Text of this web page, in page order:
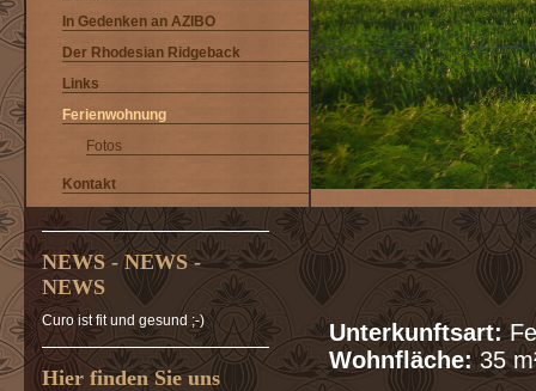
In Gedenken an AZIBO
Der Rhodesian Ridgeback
Links
Ferienwohnung
Fotos
Kontakt
Unterkunftsart:
Wohnfläche:35
NEWS - NEWS -
NEWS
Curo ist fit und gesund ;-)
Hier finden Sie uns